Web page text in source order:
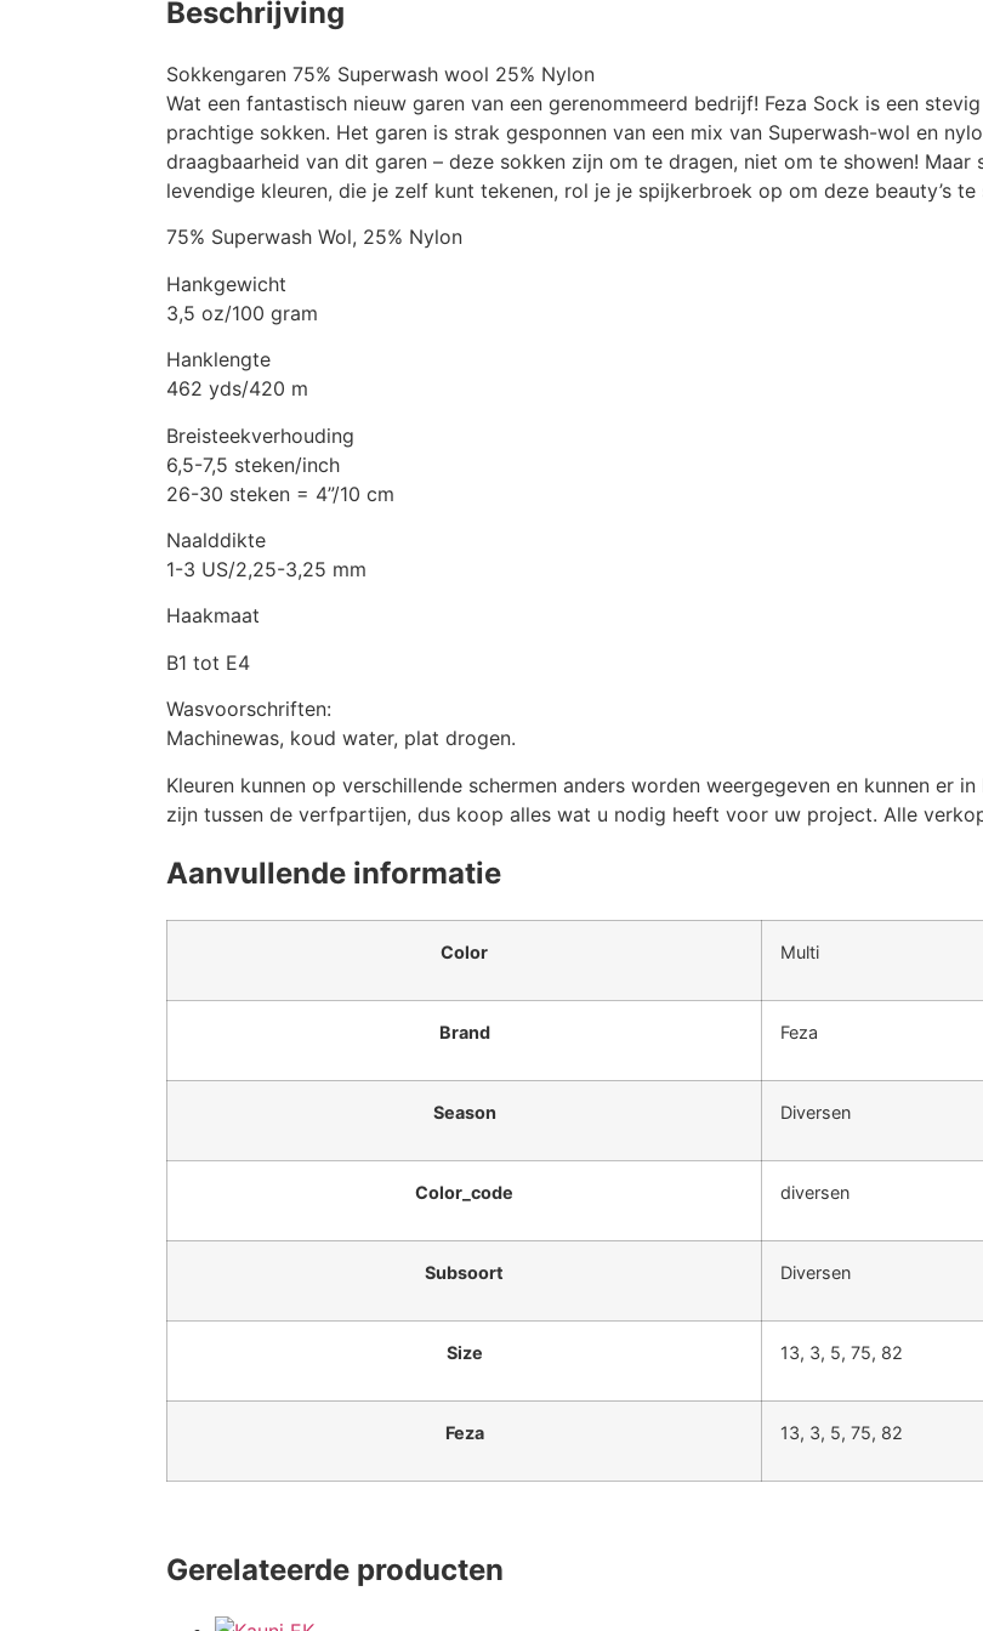
Beschrijving
Sokkengaren 75% Superwash wool 25% Nylon
Wat een fantastisch nieuw garen van een gerenommeerd bedrijf! Feza Sock is een
prachtige sokken. Het garen is strak gesponnen van een mix van Superwash-wol en
draagbaarheid van dit garen – deze sokken zijn om te dragen, niet om te showen!
levendige kleuren, die je zelf kunt tekenen, rol je je spijkerbroek op om deze beauty’s te
75% Superwash Wol, 25% Nylon
Hankgewicht
3,5 oz/100 gram
Hanklengte
462 yds/420 m
Breisteekverhouding
6,5-7,5 steken/inch
26-30 steken = 4”/10 cm
Naalddikte
1-3 US/2,25-3,25 mm
Haakmaat
B1 tot E4
Wasvoorschriften:
Machinewas, koud water, plat drogen.
Kleuren kunnen op verschillende schermen anders worden weergegeven en kunnen er
zijn tussen de verfpartijen, dus koop alles wat u nodig heeft voor uw project. Alle
Aanvullende informatie
Color Multi
Brand Feza
Season Diversen
Color_code diversen
Subsoort Diversen
Size 13, 3, 5, 75, 82
Feza 13, 3, 5, 75, 82
Gerelateerde producten